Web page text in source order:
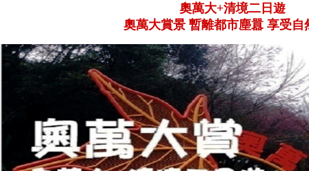
奧萬大+清境二日遊
奧萬大賞景 暫離都市塵囂 享受自